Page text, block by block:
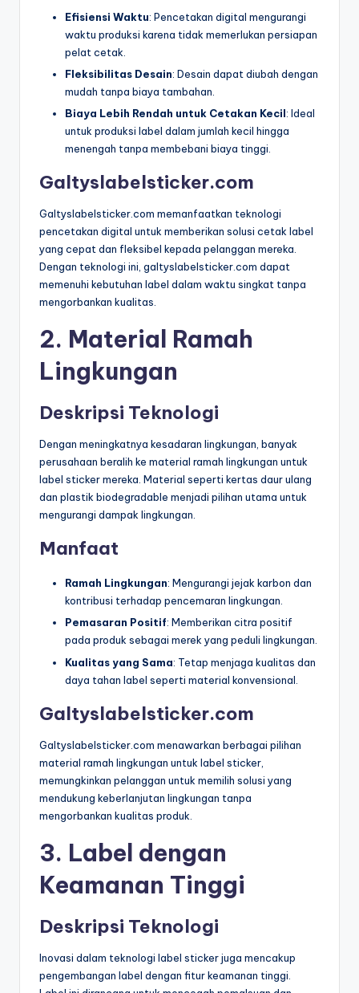
Efisiensi Waktu: Pencetakan digital mengurangi
waktu produksi karena tidak memerlukan persiapan
pelat cetak.
Fleksibilitas Desain: Desain dapat diubah dengan
mudah tanpa biaya tambahan.
Biaya Lebih Rendah untuk Cetakan Kecil: Ideal
untuk produksi label dalam jumlah kecil hingga
menengah tanpa membebani biaya tinggi.
Galtyslabelsticker.com
Galtyslabelsticker.com memanfaatkan teknologi
pencetakan digital untuk memberikan solusi cetak label
yang cepat dan fleksibel kepada pelanggan mereka.
Dengan teknologi ini, galtyslabelsticker.com dapat
memenuhi kebutuhan label dalam waktu singkat tanpa
mengorbankan kualitas.
2. Material Ramah
Lingkungan
Deskripsi Teknologi
Dengan meningkatnya kesadaran lingkungan, banyak
perusahaan beralih ke material ramah lingkungan untuk
label sticker mereka. Material seperti kertas daur ulang
dan plastik biodegradable menjadi pilihan utama untuk
mengurangi dampak lingkungan.
Manfaat
Ramah Lingkungan: Mengurangi jejak karbon dan
kontribusi terhadap pencemaran lingkungan.
Pemasaran Positif: Memberikan citra positif
pada produk sebagai merek yang peduli lingkungan.
Kualitas yang Sama: Tetap menjaga kualitas dan
daya tahan label seperti material konvensional.
Galtyslabelsticker.com
Galtyslabelsticker.com menawarkan berbagai pilihan
material ramah lingkungan untuk label sticker,
memungkinkan pelanggan untuk memilih solusi yang
mendukung keberlanjutan lingkungan tanpa
mengorbankan kualitas produk.
3. Label dengan
Keamanan Tinggi
Deskripsi Teknologi
Inovasi dalam teknologi label sticker juga mencakup
pengembangan label dengan fitur keamanan tinggi.